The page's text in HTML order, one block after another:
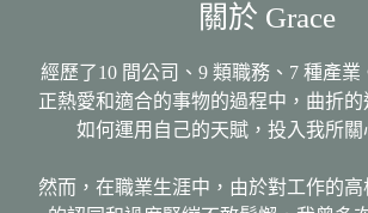
關於 Grace
經歷了10 間公司、9 類職務、7 種產業
正熱愛和適合的事物的過程中，曲折
如何運用自己的天賦，投入我所關
然而，在職業生涯中，由於對工作的